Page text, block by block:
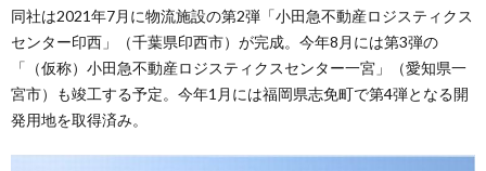
同社は2021年7月に物流施設の第2弾「小田急不動産ロジスティクス
センター印西」（千葉県印西市）が完成。今年8月には第3弾の
「（仮称）小田急不動産ロジスティクスセンター一宮」（愛知県一
宮市）も竣工する予定。今年1月には福岡県志免町で第4弾となる開
発用地を取得済み。